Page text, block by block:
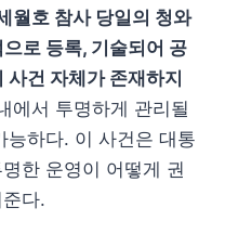
월호 참사 당일의 청와
로 등록, 기술되어 공
건 자체가 존재하지
에서 투명하게 관리될
능하다. 이 사건은 대통
한 운영이 어떻게 권
다.